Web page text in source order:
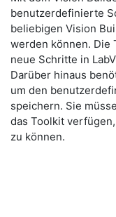
benutzerdefinierte
beliebigen Vision
werden können. Die
neue Schritte in
Darüber hinaus
um den
speichern. Sie
das Toolkit
zu können.